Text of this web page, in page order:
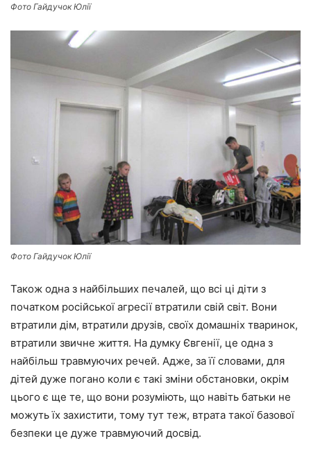
Фото Гайдучок Юлії
Фото Гайдучок Юлії
Також одна з найбільших печалей, що всі ці діти з
початком російської агресії втратили свій світ. Вони
втратили дім, втратили друзів, своїх домашніх тваринок,
втратили звичне життя. На думку Євгенії, це одна з
найбільш травмуючих речей. Адже, за її словами, для
дітей дуже погано коли є такі зміни обстановки, окрім
цього є ще те, що вони розуміють, що навіть батьки не
можуть їх захистити, тому тут теж, втрата такої базової
безпеки це дуже травмуючий досвід.